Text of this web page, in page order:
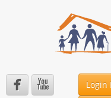

Login